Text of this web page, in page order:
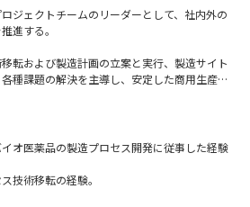
ィ対応までを一貫して経験できる
けに限定されず、IT統制、情報セキュリティ
ト対応、セキュリティ監視、リスク評価、教
る領域を横断して体制を整備します。また統
指摘して終わりではなく、必要ならば新たな
リティ対応の推進のリードなどのアクション
はその一環として、CSIRT、SOCの体制など
す
用するのではなく、全社的なITガバナンスの
ます。
を両立する仕組みを作ることが可能
システムの整備
業務やシステムを整理し、全社共通で利用す
適用範囲の拡大、既存システムからの移行等
理と業務基盤の再構築
について、利用目的、利用状況、業務上の役
換え、データ連携などを含む全体最適化方針
進します。
化プロジェクト
ステムの整備等を通じて各部門に分散してい
ジェクトチームのリーダーとして、社内外の
進する。
転および製造計画の立案と実行、製造サイト
種課題の解決を主導し、安定した商用生産体
スを理解している強みを活かした、品質保
ト、サプライチェーンマネージメント業務に
オ医薬品の製造プロセス開発に従事した経験
技術移転の経験。